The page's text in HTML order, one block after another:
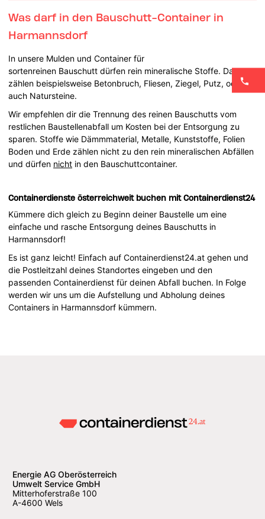
Was darf in den Bauschutt-Container in
Harmannsdorf
In unsere Mulden und Container für
sortenreinen Bauschutt dürfen rein mineralische Stoffe. Dazu
zählen beispielsweise Betonbruch, Fliesen, Ziegel, Putz, oder
auch Natursteine.
Wir empfehlen dir die Trennung des reinen Bauschutts vom
restlichen Baustellenabfall um Kosten bei der Entsorgung zu
sparen. Stoffe wie Dämmmaterial, Metalle, Kunststoffe, Folien
Boden und Erde zählen nicht zu den rein mineralischen Abfällen
und dürfen nicht in den Bauschuttcontainer.
Containerdienste österreichweit buchen mit Containerdienst24
Kümmere dich gleich zu Beginn deiner Baustelle um eine
einfache und rasche Entsorgung deines Bauschutts in
Harmannsdorf!
Es ist ganz leicht! Einfach auf Containerdienst24.at gehen und
die Postleitzahl deines Standortes eingeben und den
passenden Containerdienst für deinen Abfall buchen. In Folge
werden wir uns um die Aufstellung und Abholung deines
Containers in Harmannsdorf kümmern.
Energie AG Oberösterreich
Umwelt Service GmbH
Mitterhoferstraße 100
A-4600 Wels